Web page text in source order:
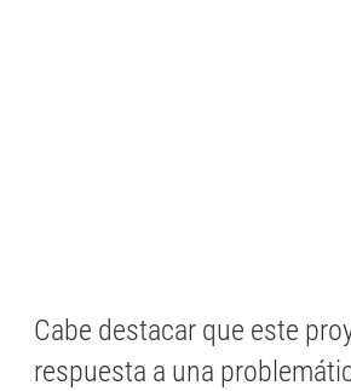
Cabe destacar que este
respuesta a una